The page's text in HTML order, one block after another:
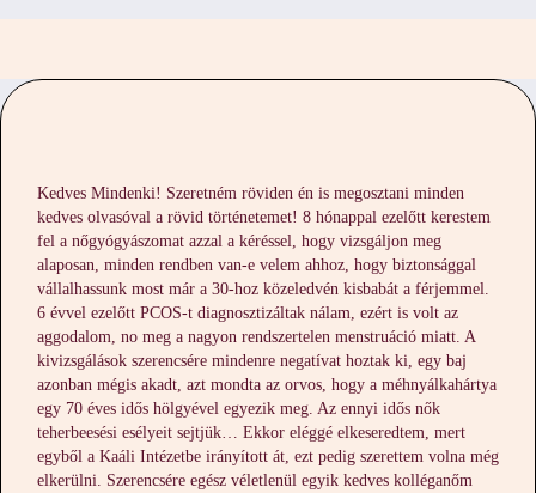
Kedves Mindenki! Szeretném röviden én is megosztani minden
kedves olvasóval a rövid történetemet! 8 hónappal ezelőtt kerestem
fel a nőgyógyászomat azzal a kéréssel, hogy vizsgáljon meg
alaposan, minden rendben van-e velem ahhoz, hogy biztonsággal
vállalhassunk most már a 30-hoz közeledvén kisbabát a férjemmel.
6 évvel ezelőtt PCOS-t diagnosztizáltak nálam, ezért is volt az
aggodalom, no meg a nagyon rendszertelen menstruáció miatt. A
kivizsgálások szerencsére mindenre negatívat hoztak ki, egy baj
azonban mégis akadt, azt mondta az orvos, hogy a méhnyálkahártya
egy 70 éves idős hölgyével egyezik meg. Az ennyi idős nők
teherbeesési esélyeit sejtjük… Ekkor eléggé elkeseredtem, mert
egyből a Kaáli Intézetbe irányított át, ezt pedig szerettem volna még
elkerülni. Szerencsére egész véletlenül egyik kedves kolléganőm